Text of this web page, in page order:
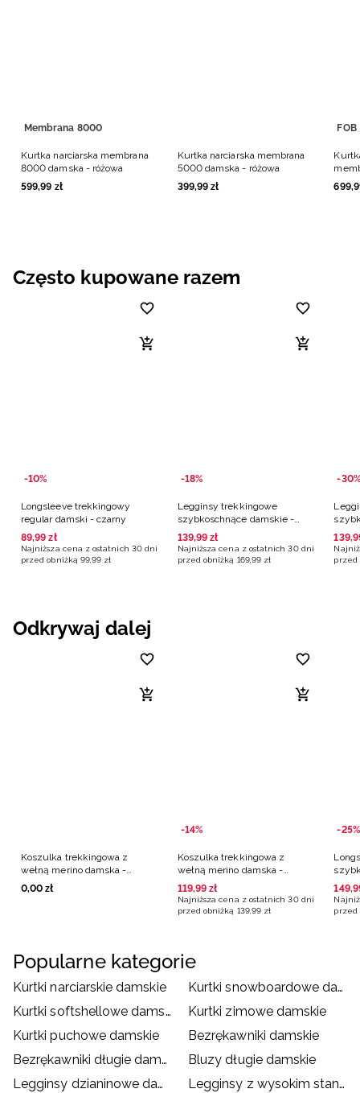
Membrana 8000
Kurtka narciarska membrana
8000 damska - różowa
599,99 zł
Kurtka narciarska membrana
5000 damska - różowa
399,99 zł
FOB
699,
Często kupowane razem
-10%
Longsleeve trekkingowy
regular damski - czarny
89,99 zł
Najniższa cena z ostatnich 30 dni
przed obniżką 99,99 zł
-18%
Legginsy trekkingowe
szybkoschnące damskie -
czarne
139,99 zł
Najniższa cena z ostatnich 30 dni
przed obniżką 169,99 zł
-30%
139,
przed
Odkrywaj dalej
Koszulka trekkingowa z
wełną merino damska -
czarna
0,00 zł
-14%
Koszulka trekkingowa z
wełną merino damska -
różowa
119,99 zł
Najniższa cena z ostatnich 30 dni
przed obniżką 139,99 zł
-25%
149,
przed
Popularne kategorie
Kurtki narciarskie damskie
Kurtki snowboardowe damskie
Kurtki softshellowe damskie
Kurtki zimowe damskie
Kurtki puchowe damskie
Bezrękawniki damskie
Bezrękawniki długie damskie
Bluzy długie damskie
Legginsy dzianinowe damskie
Legginsy z wysokim stanem